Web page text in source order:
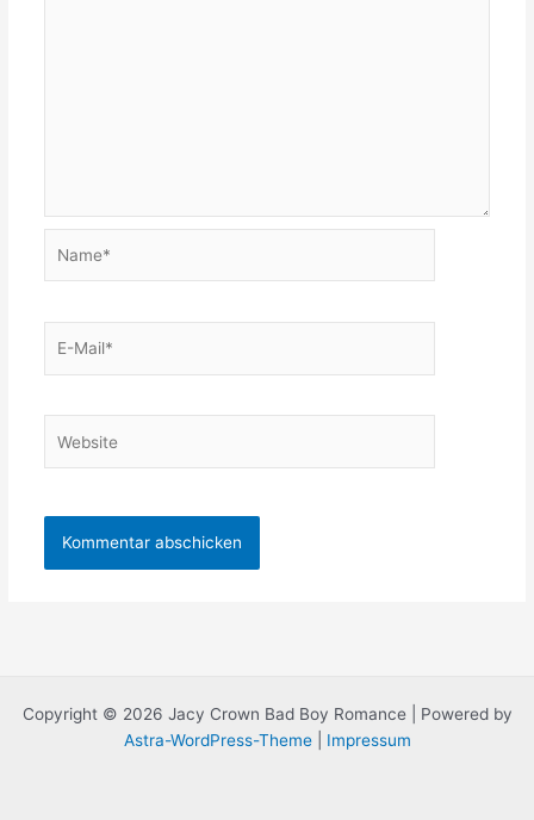
Mail*
Copyright © 2026 Jacy Crown Bad Boy Romance | Powered by
Astra-WordPress-Theme| Impressum